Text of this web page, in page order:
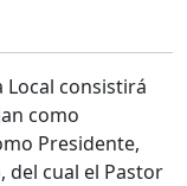
Local consistirá
como
Presidente,
del cual el Pastor